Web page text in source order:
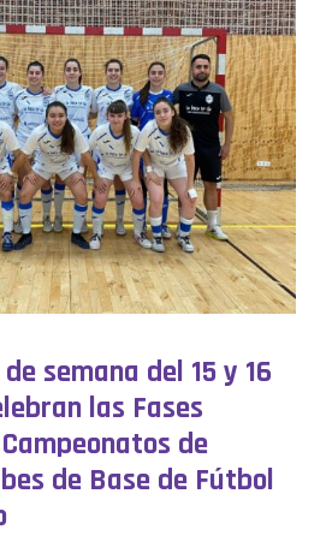
semana del 15 y 16
las Fases
de
de Base de Fútbol